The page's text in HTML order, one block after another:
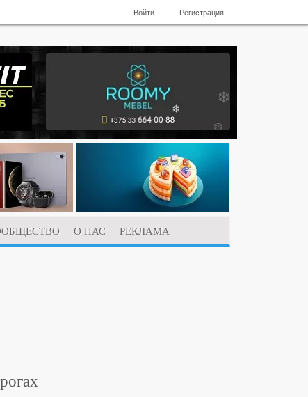
Войти Регистрация
О НАС
РЕКЛАМА